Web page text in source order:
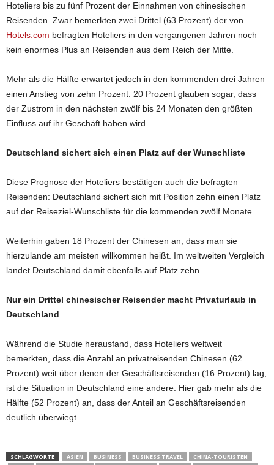
Hoteliers bis zu fünf Prozent der Einnahmen von chinesischen
Reisenden. Zwar bemerkten zwei Drittel (63 Prozent) der von
Hotels.com befragten Hoteliers in den vergangenen Jahren noch
kein enormes Plus an Reisenden aus dem Reich der Mitte.
Mehr als die Hälfte erwartet jedoch in den kommenden drei Jahren
einen Anstieg von zehn Prozent. 20 Prozent glauben sogar, dass
der Zustrom in den nächsten zwölf bis 24 Monaten den größten
Einfluss auf ihr Geschäft haben wird.
Deutschland sichert sich einen Platz auf der Wunschliste
Diese Prognose der Hoteliers bestätigen auch die befragten
Reisenden: Deutschland sichert sich mit Position zehn einen Platz
auf der Reiseziel-Wunschliste für die kommenden zwölf Monate.
Weiterhin gaben 18 Prozent der Chinesen an, dass man sie
hierzulande am meisten willkommen heißt. Im weltweiten Vergleich
landet Deutschland damit ebenfalls auf Platz zehn.
Nur ein Drittel chinesischer Reisender macht Privaturlaub in
Deutschland
Während die Studie herausfand, dass Hoteliers weltweit
bemerkten, dass die Anzahl an privatreisenden Chinesen (62
Prozent) weit über denen der Geschäftsreisenden (16 Prozent) lag,
ist die Situation in Deutschland eine andere. Hier gab mehr als die
Hälfte (52 Prozent) an, dass der Anteil an Geschäftsreisenden
deutlich überwiegt.
SCHLAGWORTE ASIEN BUSINESS BUSINESS TRAVEL
CHINA-TOURISTEN